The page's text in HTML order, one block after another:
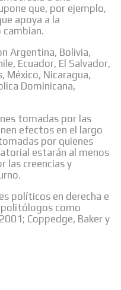
que, por ejemplo,
apoya a la
cambian.
Argentina, Bolivia,
Ecuador, El Salvador,
México, Nicaragua,
Dominicana,
tomadas por las
efectos en el largo
por quienes
estarán al menos
las creencias y
políticos en derecha e
como
Coppedge, Baker y